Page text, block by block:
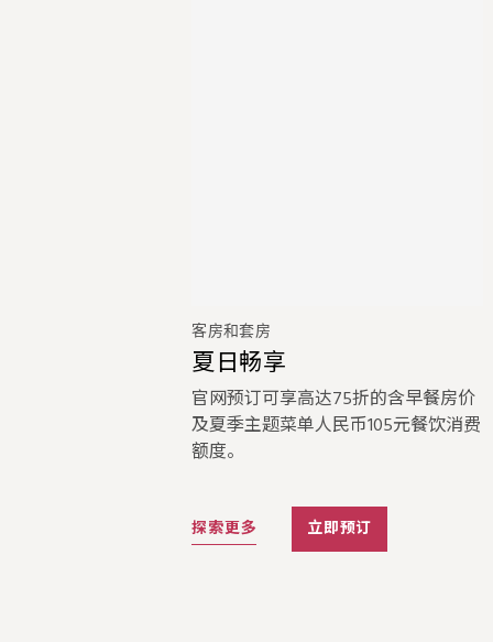
客房和套房
夏日畅享
官网预订可享高达75折的含早餐房价
及夏季主题菜单人民币105元餐饮消费
额度。
探索更多 立即预订